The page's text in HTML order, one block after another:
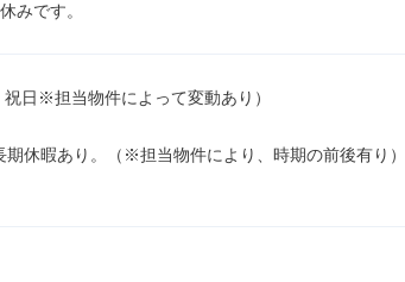
みです。
日※担当物件によって変動あり）
休暇あり。（※担当物件により、時期の前後有り）